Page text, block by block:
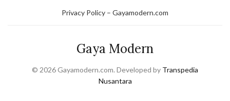
Privacy Policy – Gayamodern.com
Gaya Modern
© 2026 Gayamodern.com. Developed by Transpedia
Nusantara